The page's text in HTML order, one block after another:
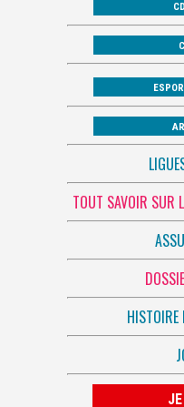
TOUT SAVOIR SUR
HISTOIRE